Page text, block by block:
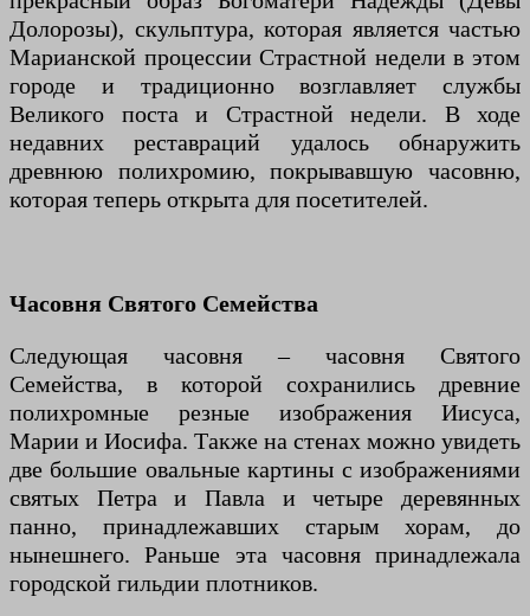
Долорозы), скульптура, которая является частью
Марианской процессии Страстной недели в этом
городе и традиционно возглавляет службы
Великого поста и Страстной недели. В ходе
недавних реставраций удалось обнаружить
древнюю полихромию, покрывавшую часовню,
которая теперь открыта для посетителей.
Часовня Святого Семейства
Следующая часовня – часовня Святого
Семейства, в которой сохранились древние
полихромные резные изображения Иисуса,
Марии и Иосифа. Также на стенах можно увидеть
две большие овальные картины с изображениями
святых Петра и Павла и четыре деревянных
панно, принадлежавших старым хорам, до
нынешнего. Раньше эта часовня принадлежала
городской гильдии плотников.